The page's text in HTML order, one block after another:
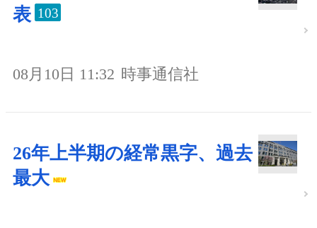
表 103
08月10日 11:32 時事通信社
26年上半期の経常黒字、過去
最大